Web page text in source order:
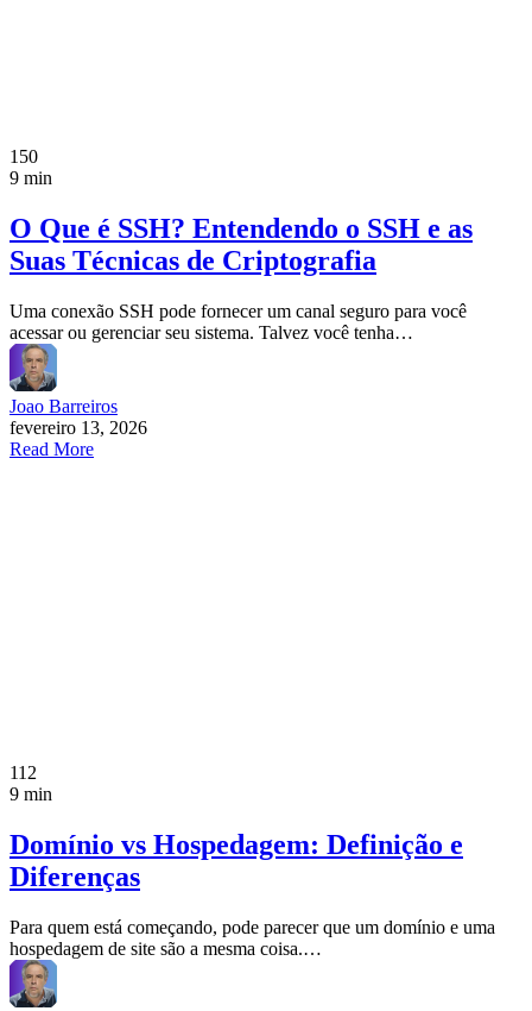
150
9 min
O Que é SSH? Entendendo o SSH e as
Suas Técnicas de Criptografia
Uma conexão SSH pode fornecer um canal seguro para você
acessar ou gerenciar seu sistema. Talvez você tenha…
Joao Barreiros
fevereiro 13, 2026
Read More
112
9 min
Domínio vs Hospedagem: Definição e
Diferenças
Para quem está começando, pode parecer que um domínio e uma
hospedagem de site são a mesma coisa.…